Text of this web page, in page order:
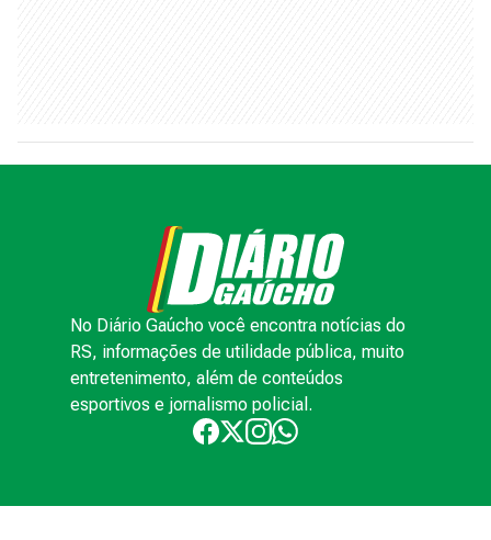
No Diário Gaúcho você encontra notícias do
RS, informações de utilidade pública, muito
entretenimento, além de conteúdos
esportivos e jornalismo policial.